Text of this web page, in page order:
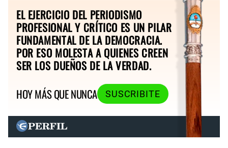
EL EJERCICIO DEL PERIODISMO
PROFESIONAL Y CRÍTICO ES UN PILAR
FUNDAMENTAL DE LA DEMOCRACIA.
POR ESO MOLESTA A QUIENES CREEN
SER LOS DUEÑOS DE LA VERDAD.
HOY MÁS QUE NUNCA
SUSCRIBITE